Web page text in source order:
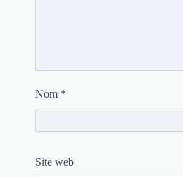
Nom *
Site web